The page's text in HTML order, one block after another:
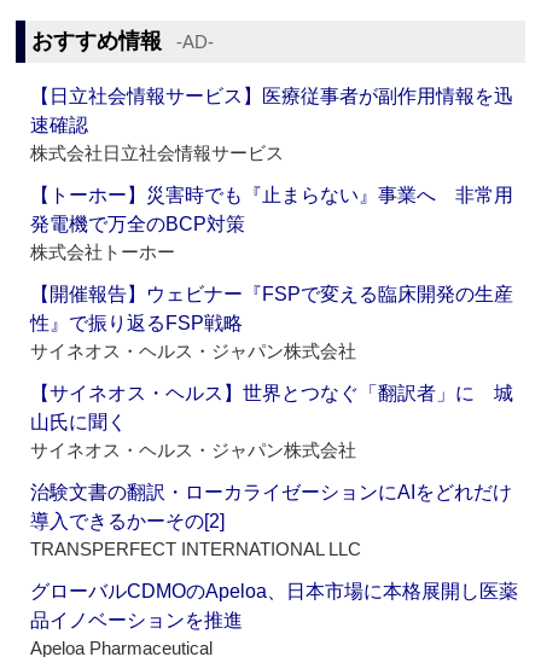
おすすめ情報 ‐AD‐
【日立社会情報サービス】医療従事者が副作用情報を迅
速確認
株式会社日立社会情報サービス
【トーホー】災害時でも『止まらない』事業へ 非常用
発電機で万全のBCP対策
株式会社トーホー
【開催報告】ウェビナー『FSPで変える臨床開発の生産
性』で振り返るFSP戦略
サイネオス・ヘルス・ジャパン株式会社
【サイネオス・ヘルス】世界とつなぐ「翻訳者」に 城
山氏に聞く
サイネオス・ヘルス・ジャパン株式会社
治験文書の翻訳・ローカライゼーションにAIをどれだけ
導入できるかーその[2]
TRANSPERFECT INTERNATIONAL LLC
グローバルCDMOのApeloa、日本市場に本格展開し医薬
品イノベーションを推進
Apeloa Pharmaceutical